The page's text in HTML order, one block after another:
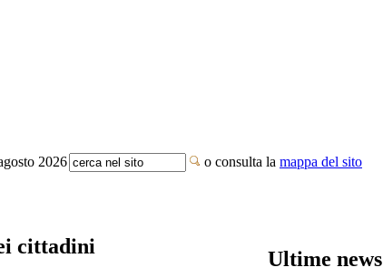
2026 o consulta la mappa del sito
cittadini
Ultime news